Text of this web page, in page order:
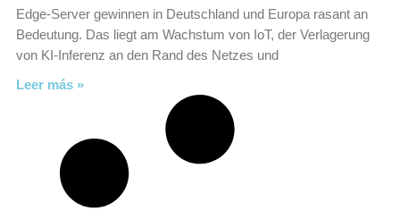
Edge-Server gewinnen in Deutschland und Europa rasant an
Bedeutung. Das liegt am Wachstum von IoT, der Verlagerung
von KI-Inferenz an den Rand des Netzes und
Leer más »